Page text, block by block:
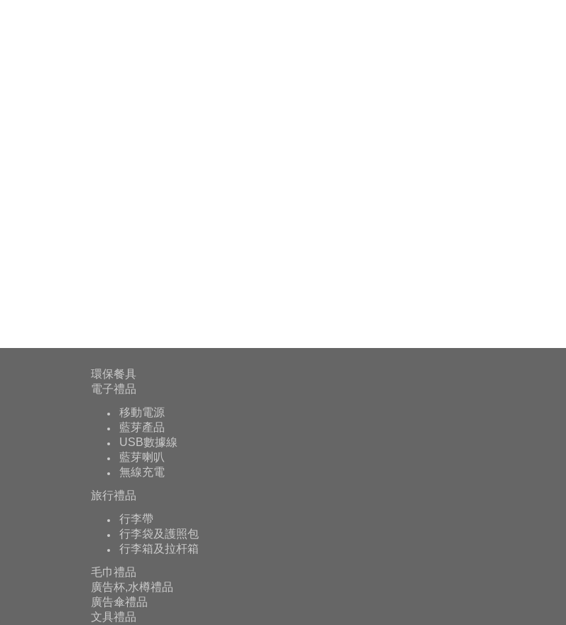
環保餐具
電子禮品
移動電源
藍芽產品
USB數據線
藍芽喇叭
無線充電
旅行禮品
行李帶
行李袋及護照包
行李箱及拉杆箱
毛巾禮品
廣告杯,水樽禮品
廣告傘禮品
文具禮品